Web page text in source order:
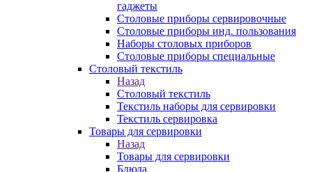
гаджеты
Столовые приборы сервировочные
Столовые приборы инд. пользования
Наборы столовых приборов
Столовые приборы специальные
Столовый текстиль
Назад
Столовый текстиль
Текстиль наборы для сервировки
Текстиль сервировка
Товары для сервировки
Назад
Товары для сервировки
Блюда